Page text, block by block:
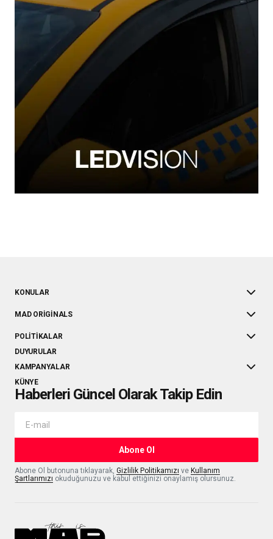
KONULAR
MAD ORIGINALS
POLITIKALAR
DUYURULAR
KAMPANYALAR
KÜNYE
Haberleri Güncel Olarak Takip Edin
Abone Ol
Abone Ol butonuna tıklayarak, Gizlilik Politikamızı ve Kullanım
Şartlarımızı okuduğunuzu ve kabul ettiğinizi onaylamış olursunuz.